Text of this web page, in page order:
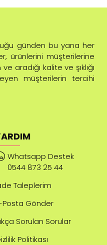
günden bu yana her
ürünlerini müşterilerine
aradığı kalite ve şıklığı
müşterilerin tercihi
Whatsapp Destek
0544 873 25 44
Taleplerim
Posta Gönder
Sorulan Sorular
Politikası